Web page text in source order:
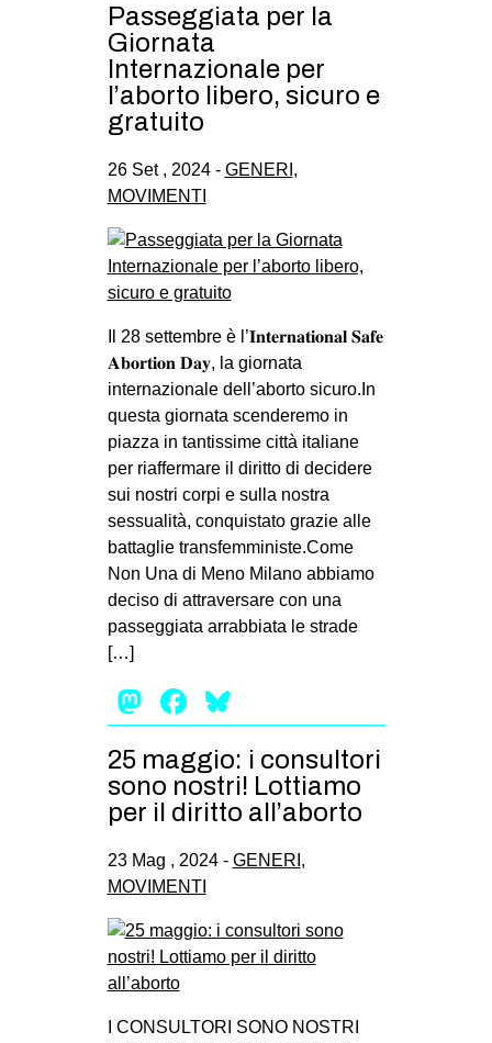
Passeggiata per la
Giornata
Internazionale per
l’aborto libero, sicuro e
gratuito
26 Set , 2024 - GENERI ,
MOVIMENTI
Il 28 settembre è l’𝐈𝐧𝐭𝐞𝐫𝐧𝐚𝐭𝐢𝐨𝐧𝐚𝐥 𝐒𝐚𝐟𝐞
𝐀𝐛𝐨𝐫𝐭𝐢𝐨𝐧 𝐃𝐚𝐲, la giornata
internazionale dell’aborto sicuro.In
questa giornata scenderemo in
piazza in tantissime città italiane
per riaffermare il diritto di decidere
sui nostri corpi e sulla nostra
sessualità, conquistato grazie alle
battaglie transfemministe.Come
Non Una di Meno Milano abbiamo
deciso di attraversare con una
passeggiata arrabbiata le strade
[…]
Mastodon
Facebook
25 maggio: i consultori
sono nostri! Lottiamo
per il diritto all’aborto
23 Mag , 2024 - GENERI ,
MOVIMENTI
I CONSULTORI SONO NOSTRI